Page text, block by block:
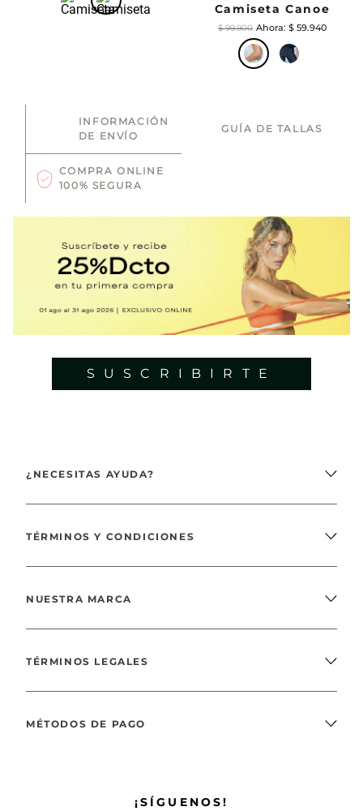
Camiseta Canoe
$ 99.900 $ 59.940
INFORMACIÓN
DE ENVÍO
GUÍA DE TALLAS
COMPRA ONLINE
100% SEGURA
SUSCRIBIRTE
¿NECESITAS AYUDA?
TÉRMINOS Y CONDICIONES
NUESTRA MARCA
TÉRMINOS LEGALES
MÉTODOS DE PAGO
¡SÍGUENOS!